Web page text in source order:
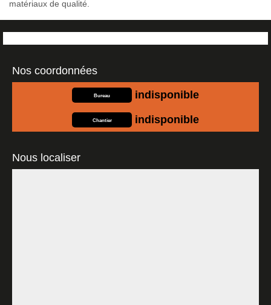
matériaux de qualité.
Nos coordonnées
Bureau indisponible
Chantier indisponible
Nous localiser